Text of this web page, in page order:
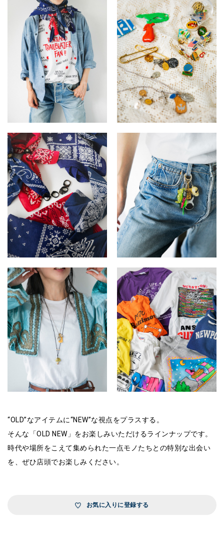
“OLD”なアイテムに“NEW”な視点をプラスする。
そんな「OLD NEW」をお楽しみいただけるラインナップです。
時代や場所をこえて集められた一点モノたちとの特別な出会い
を、ぜひ店頭でお楽しみください。
お気に入りに登録する